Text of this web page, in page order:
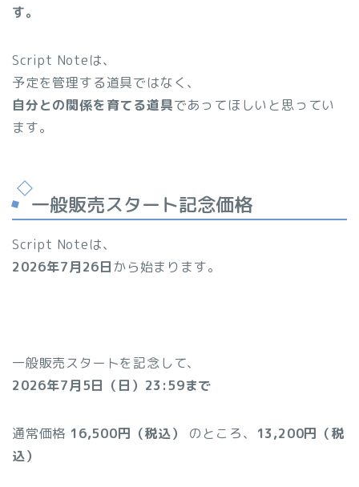
す。
Script Noteは、
予定を管理する道具ではなく、
自分との関係を育てる道具であってほしいと思ってい
ます。
一般販売スタート記念価格
Script Noteは、
2026年7月26日 から始まります。
一般販売スタートを記念して、
2026年7月5日（日）23:59まで
通常価格 16,500円（税込） のところ、
13,200円（税
込）